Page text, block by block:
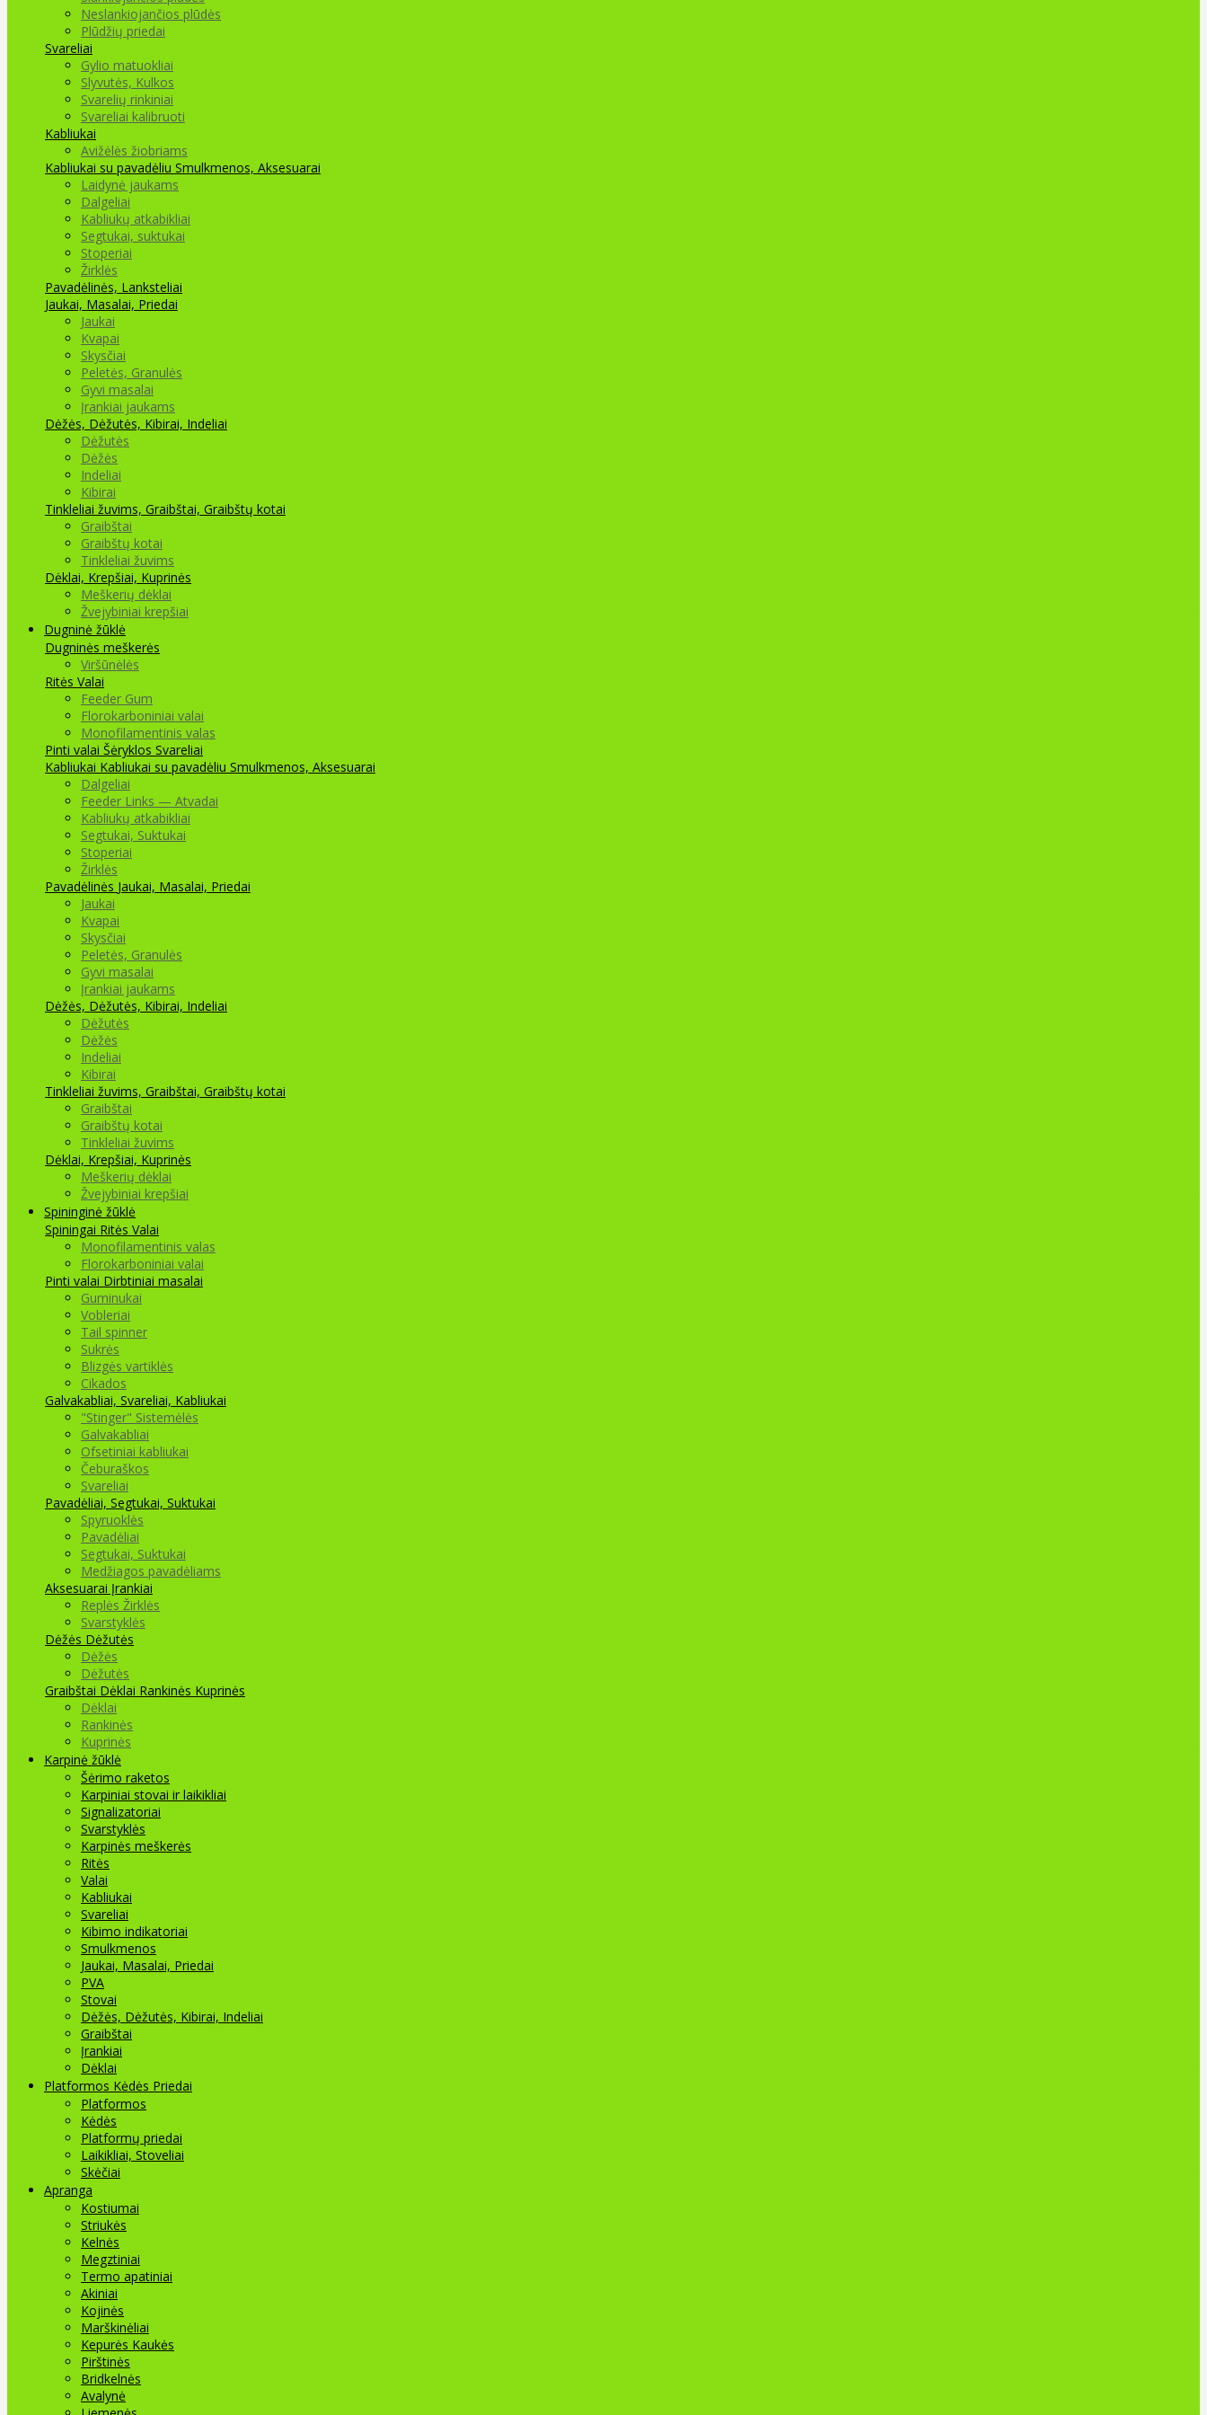
Neslankiojančios plūdės
Plūdžių priedai
Svareliai
Gylio matuokliai
Slyvutės, Kulkos
Svarelių rinkiniai
Svareliai kalibruoti
Kabliukai
Avižėlės žiobriams
Kabliukai su pavadėliu Smulkmenos, Aksesuarai
Laidynė jaukams
Dalgeliai
Kabliukų atkabikliai
Segtukai, suktukai
Stoperiai
Žirklės
Pavadėlinės, Lanksteliai
Jaukai, Masalai, Priedai
Jaukai
Kvapai
Skysčiai
Peletės, Granulės
Gyvi masalai
Įrankiai jaukams
Dėžės, Dėžutės, Kibirai, Indeliai
Dėžutės
Dėžės
Indeliai
Kibirai
Tinkleliai žuvims, Graibštai, Graibštų kotai
Graibštai
Graibštų kotai
Tinkleliai žuvims
Dėklai, Krepšiai, Kuprinės
Meškerių dėklai
Žvejybiniai krepšiai
Dugninė žūklė
Dugninės meškerės
Viršūnėlės
Ritės Valai
Feeder Gum
Florokarboniniai valai
Monofilamentinis valas
Pinti valai Šėryklos Svareliai
Kabliukai Kabliukai su pavadėliu Smulkmenos, Aksesuarai
Dalgeliai
Feeder Links — Atvadai
Kabliukų atkabikliai
Segtukai, Suktukai
Stoperiai
Žirklės
Pavadėlinės Jaukai, Masalai, Priedai
Jaukai
Kvapai
Skysčiai
Peletės, Granulės
Gyvi masalai
Įrankiai jaukams
Dėžės, Dėžutės, Kibirai, Indeliai
Dėžutės
Dėžės
Indeliai
Kibirai
Tinkleliai žuvims, Graibštai, Graibštų kotai
Graibštai
Graibštų kotai
Tinkleliai žuvims
Dėklai, Krepšiai, Kuprinės
Meškerių dėklai
Žvejybiniai krepšiai
Spininginė žūklė
Spiningai Ritės Valai
Monofilamentinis valas
Florokarboniniai valai
Pinti valai Dirbtiniai masalai
Guminukai
Vobleriai
Tail spinner
Sukrės
Blizgės vartiklės
Cikados
Galvakabliai, Svareliai, Kabliukai
"Stinger" Sistemėlės
Galvakabliai
Ofsetiniai kabliukai
Čeburaškos
Svareliai
Pavadėliai, Segtukai, Suktukai
Spyruoklės
Pavadėliai
Segtukai, Suktukai
Medžiagos pavadėliams
Aksesuarai Įrankiai
Replės Žirklės
Svarstyklės
Dėžės Dėžutės
Dėžės
Dėžutės
Graibštai Dėklai Rankinės Kuprinės
Dėklai
Rankinės
Kuprinės
Karpinė žūklė
Šėrimo raketos
Karpiniai stovai ir laikikliai
Signalizatoriai
Svarstyklės
Karpinės meškerės
Ritės
Valai
Kabliukai
Svareliai
Kibimo indikatoriai
Smulkmenos
Jaukai, Masalai, Priedai
PVA
Stovai
Dėžės, Dėžutės, Kibirai, Indeliai
Graibštai
Įrankiai
Dėklai
Platformos Kėdės Priedai
Platformos
Kėdės
Platformų priedai
Laikikliai, Stoveliai
Skėčiai
Apranga
Kostiumai
Striukės
Kelnės
Megztiniai
Termo apatiniai
Akiniai
Kojinės
Marškinėliai
Kepurės Kaukės
Pirštinės
Bridkelnės
Avalynė